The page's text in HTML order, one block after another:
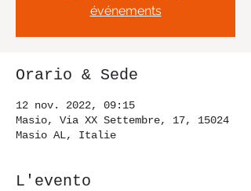
événements
Orario & Sede
12 nov. 2022, 09:15
Masio, Via XX Settembre, 17, 15024
Masio AL, Italie
L'evento